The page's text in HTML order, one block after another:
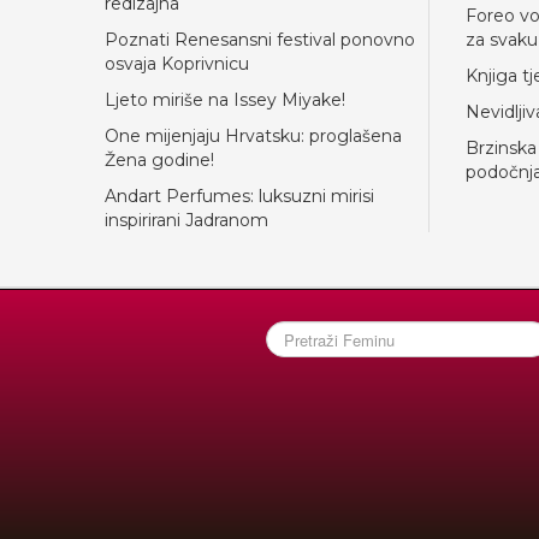
Poznati Renesansni festival ponovno
osvaja Koprivnicu
Ljeto miriše na Issey Miyake!
One mijenjaju Hrvatsku: proglašena
Žena godine!
Andart Perfumes: luksuzni mirisi
inspirirani Jadranom
Foreo
za
Knjiga